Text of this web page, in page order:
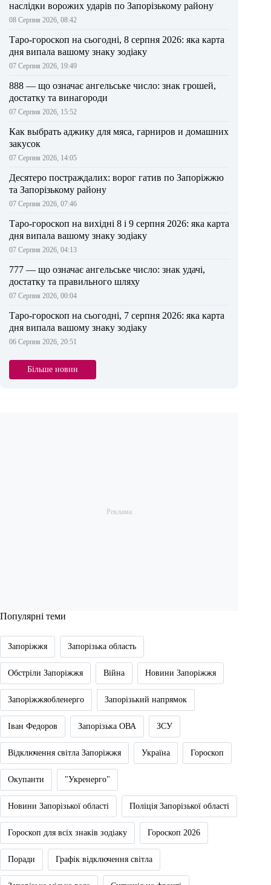
наслідки ворожих ударів по Запорізькому району
08 Серпня 2026, 08:42
Таро-гороскоп на сьогодні, 8 серпня 2026: яка карта
дня випала вашому знаку зодіаку
07 Серпня 2026, 19:49
888 — що означає ангельське число: знак грошей,
достатку та винагороди
07 Серпня 2026, 15:52
Как выбрать аджику для мяса, гарниров и домашних
закусок
07 Серпня 2026, 14:05
Десятеро постраждалих: ворог гатив по Запоріжжю
та Запорізькому району
07 Серпня 2026, 07:46
Таро-гороскоп на вихідні 8 і 9 серпня 2026: яка карта
дня випала вашому знаку зодіаку
07 Серпня 2026, 04:13
777 — що означає ангельське число: знак удачі,
достатку та правильного шляху
07 Серпня 2026, 00:04
Таро-гороскоп на сьогодні, 7 серпня 2026: яка карта
дня випала вашому знаку зодіаку
06 Серпня 2026, 20:51
Більше новин
Популярні теми
Запоріжжя Запорізька область
Обстріли Запоріжжя Війна Новини Запоріжжя
Запоріжжяобленерго Запорізький напрямок
Іван Федоров Запорізька ОВА ЗСУ
Відключення світла Запоріжжя Україна Гороскоп
Окупанти "Укренерго"
Новини Запорізької області Поліція Запорізької області
Гороскоп для всіх знаків зодіаку Гороскоп 2026
Поради Графік відключення світла